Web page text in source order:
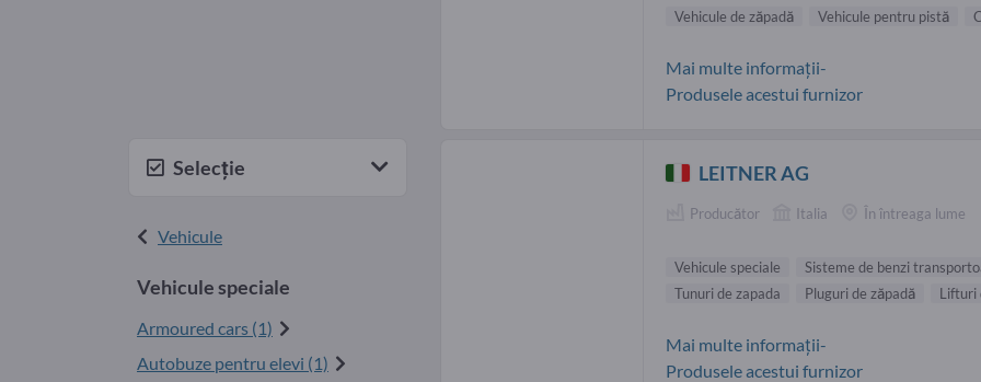
Selecție
Vehicule
Vehicule speciale
Armoured cars (1)
Autobuze pentru elevi (1)
Vehicule de zăpadă
Vehicule pentru pistă
Mai multe informații-
Produsele acestui furnizor
LEITNER AG
Producător Italia În întreaga lume
Vehicule speciale Sisteme de benzi
Tunuri de zapada
Pluguri de zăpadă Lifturi
Mai multe informații-
Produsele acestui furnizor